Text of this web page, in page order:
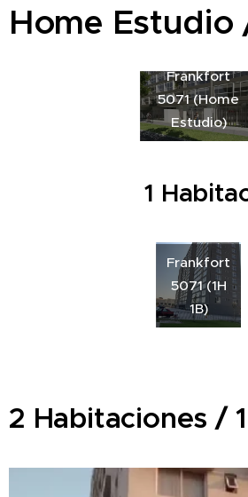
Home Estudio
Frankfort
5071 (Home
Estudio)
1
Frankfort
5071 (1H
1B)
2 Habitaciones /